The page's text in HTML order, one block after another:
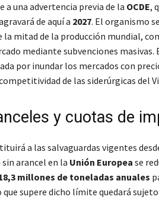
a una advertencia previa de la OCDE,
de aquí a 2027. El organismo
la mitad de la producción mundial,
mediante subvenciones masivas.
por inundar los mercados con
de las siderúrgicas del
y cuotas de
a las salvaguardas vigentes
arancel en la Unión Europea se
millones de toneladas anuales
supere dicho límite quedará